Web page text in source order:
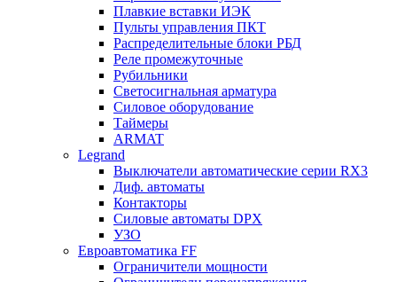
Плавкие вставки ИЭК
Пульты управления ПКТ
Распределительные блоки РБД
Реле промежуточные
Рубильники
Светосигнальная арматура
Силовое оборудование
Таймеры
ARMAT
Legrand
Выключатели автоматические серии RX3
Диф. автоматы
Контакторы
Силовые автоматы DPX
УЗО
Евроавтоматика FF
Ограничители мощности